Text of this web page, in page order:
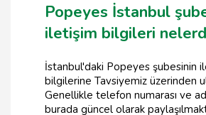
Popeyes İstanbul
iletişim bilgileri
İstanbul'daki Popeyes şubesinin
bilgilerine Tavsiyemiz üzerinden
Genellikle telefon numarası ve
burada güncel olarak